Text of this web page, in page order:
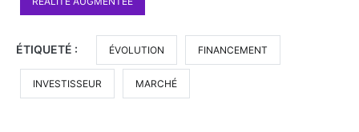
ÉTIQUETÉ : ÉVOLUTION FINANCEMENT
INVESTISSEUR MARCHÉ